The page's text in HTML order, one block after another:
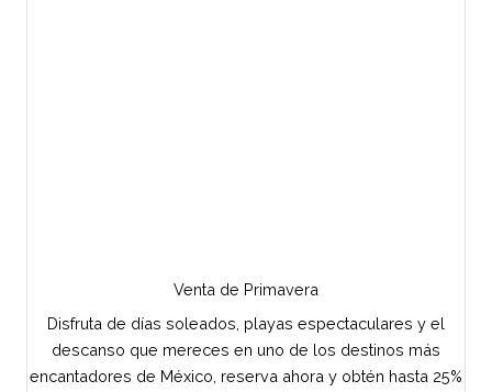
Venta de Primavera
Disfruta de días soleados, playas espectaculares y el
descanso que mereces en uno de los destinos más
encantadores de México, reserva ahora y obtén hasta 25%